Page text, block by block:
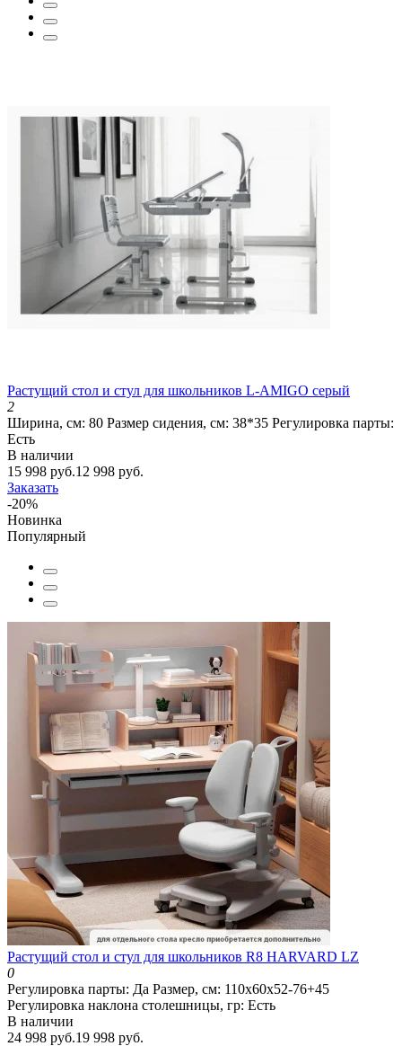
Растущий стол и стул для школьников L-AMIGO серый
2
Ширина, см: 80 Размер сидения, см: 38*35 Регулировка парты:
Есть
В наличии
15 998 руб.12 998 руб.
Заказать
-20%
Новинка
Популярный
Растущий стол и стул для школьников R8 HARVARD LZ
0
Регулировка парты: Да Размер, см: 110х60х52-76+45
Регулировка наклона столешницы, гр: Есть
В наличии
24 998 руб.19 998 руб.